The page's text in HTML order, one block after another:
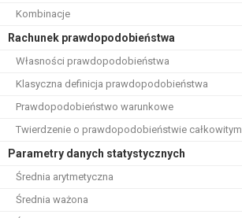
Kombinacje
Rachunek prawdopodobieństwa
Własności prawdopodobieństwa
Klasyczna definicja prawdopodobieństwa
Prawdopodobieństwo warunkowe
Twierdzenie o prawdopodobieństwie całkowitym
Parametry danych statystycznych
Średnia arytmetyczna
Średnia ważona